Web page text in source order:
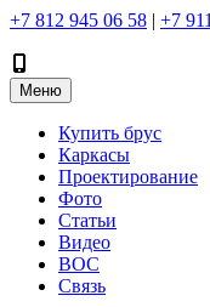
+7 812 945 06 58 | +7
Меню
Купить брус
Каркасы
Проектирование
Фото
Статьи
Видео
ВОС
Связь